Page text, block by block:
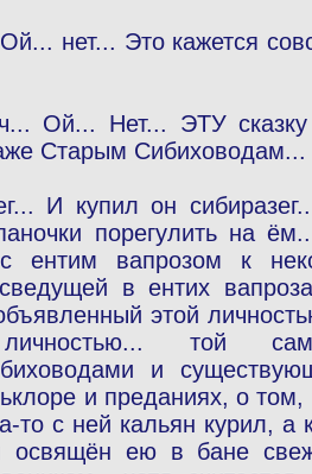
нет... Это кажется
Ой... Нет... ЭТУ
Старым Сибиховодам...
И купил он
порегулить на
ентим вапрозом к
в ентих
этой
той
и
и преданиях, о том,
то с ней кальян курил, а
ею в бане